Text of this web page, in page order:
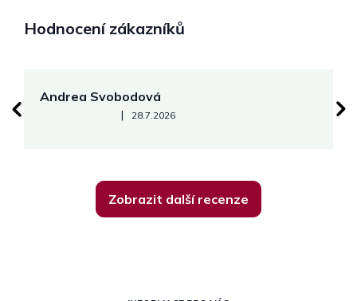
Hodnocení zákazníků
Andrea Svobodová
Hodnocení obchodu je 5 z 5 hvězdiček.
| 28.7.2026
Zobrazit další recenze